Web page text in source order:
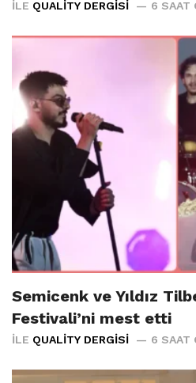
İLE QUALITY DERGISI 6 SAAT
Semicenk ve Yıldız
Festivali’ni mest etti
İLE QUALITY DERGISI 6 SAAT